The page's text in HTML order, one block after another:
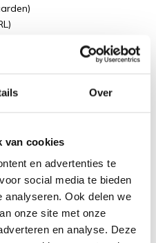
Over
van cookies
en advertenties te
social media te bieden
analyseren. Ook delen we
onze site met onze
en analyse. Deze
total)
patiënten.
geven
in het buitenland
je bloed laten